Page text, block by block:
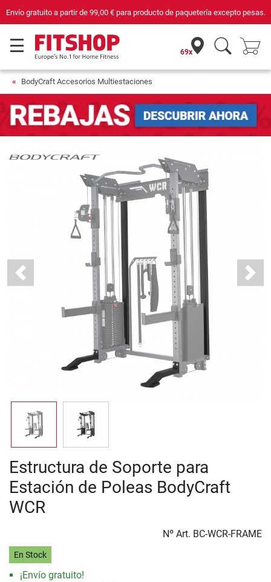
Envío gratuito a partir de 99,00 €para producto de paquetería excepto pesas.
69x
BodyCraft Accesorios Multiestaciones
Previous Next
Estructura de Soporte para
Estación de Poleas BodyCraft
WCR
Nº Art. BC-WCR-FRAME
En Stock
¡Envío gratuito!